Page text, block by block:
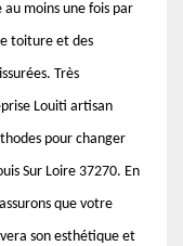
moins une fois par
toiture et des
Très
Louiti artisan
pour changer
Sur Loire 37270. En
que votre
son esthétique et